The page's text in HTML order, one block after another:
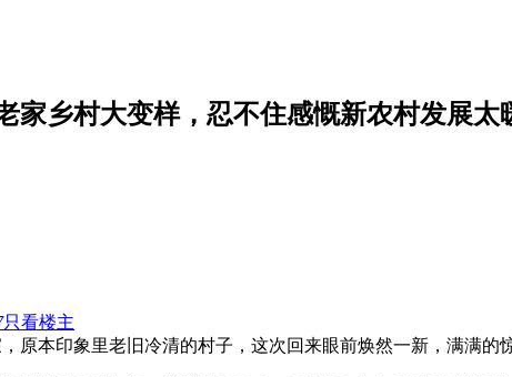
家乡村大变样，忍不住感慨新农村发展太
只看楼主
原本印象里老旧冷清的村子，这次回来眼前焕然一新，满满的